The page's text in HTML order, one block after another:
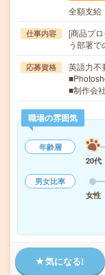
全額支給
仕事内容
[商品プ
う部署
応募資格
英語力不
■制作会
職場の雰囲気
年齢層
20代
男女比率
女性
気になる!